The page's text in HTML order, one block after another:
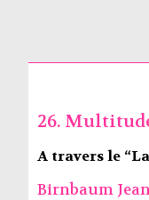
26.
A travers le
Birnbaum